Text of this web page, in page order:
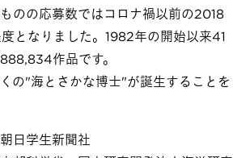
のの応募数ではコロナ禍以前の2018
となりました。1982年の開始以来41
作品です。
の"海とさかな博士"が誕生することを
日学生新聞社